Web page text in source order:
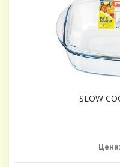
SLOW
Цена: